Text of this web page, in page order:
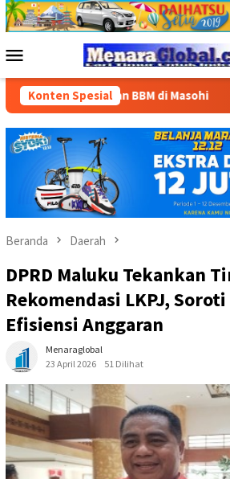
Loncat
ke
Mobile
Konten Spesial
BBM di Masohi Bandara
Beranda Daerah
DPRD Maluku Tekankan
Rekomendasi LKPJ,
Efisiensi Anggaran
Menaraglobal
23 April 2026
51 Dilihat